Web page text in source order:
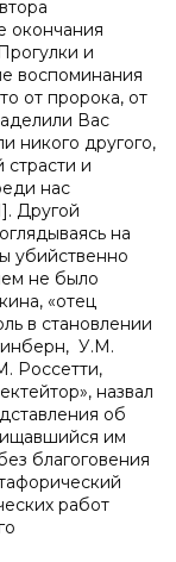
окончания
и
воспоминания
от пророка, от
Вас
никого другого,
и
нас
Другой
на
убийственно
не было
«отец
в становлении
У.М.
Россетти,
назвал
об
им
благоговения
работ